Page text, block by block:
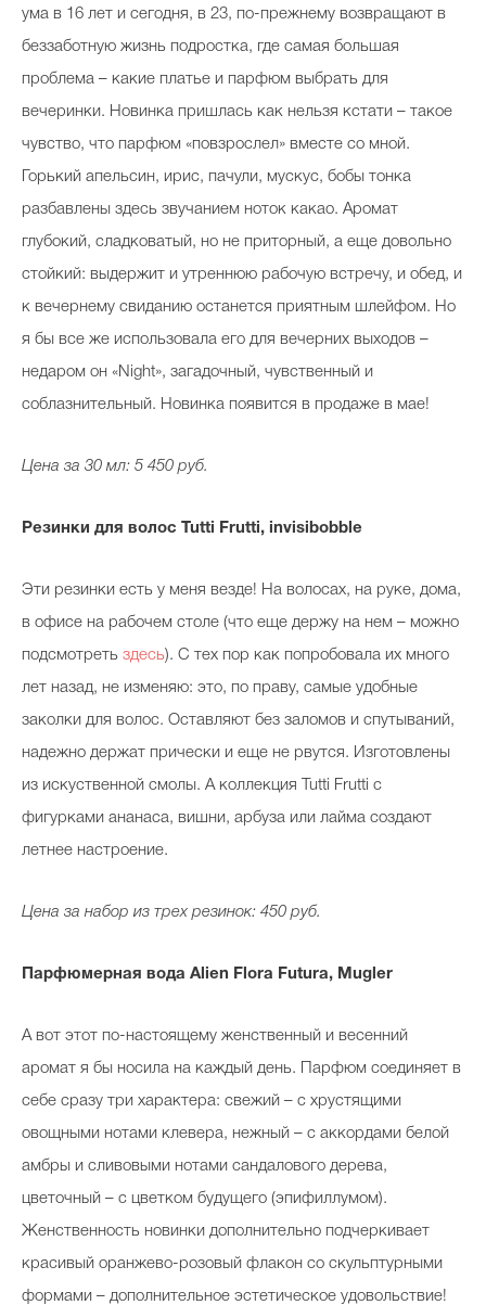
ума в 16 лет и сегодня, в 23, по-прежнему возвращают в
беззаботную жизнь подростка, где самая большая
проблема – какие платье и парфюм выбрать для
вечеринки. Новинка пришлась как нельзя кстати – такое
чувство, что парфюм «повзрослел» вместе со мной.
Горький апельсин, ирис, пачули, мускус, бобы тонка
разбавлены здесь звучанием ноток какао. Аромат
глубокий, сладковатый, но не приторный, а еще довольно
стойкий: выдержит и утреннюю рабочую встречу, и обед, и
к вечернему свиданию останется приятным шлейфом. Но
я бы все же использовала его для вечерних выходов –
недаром он «Night», загадочный, чувственный и
соблазнительный. Новинка появится в продаже в мае!
Цена за 30 мл: 5 450 руб.
Резинки для волос Tutti Frutti, invisibobble
Эти резинки есть у меня везде! На волосах, на руке, дома,
в офисе на рабочем столе (что еще держу на нем – можно
подсмотреть здесь). С тех пор как попробовала их много
лет назад, не изменяю: это, по праву, самые удобные
заколки для волос. Оставляют без заломов и спутываний,
надежно держат прически и еще не рвутся. Изготовлены
из искуственной смолы. А коллекция Tutti Frutti с
фигурками ананаса, вишни, арбуза или лайма создают
летнее настроение.
Цена за набор из трех резинок: 450 руб.
Парфюмерная вода Alien Flora Futura, Mugler
А вот этот по-настоящему женственный и весенний
аромат я бы носила на каждый день. Парфюм соединяет в
себе сразу три характера: свежий – с хрустящими
овощными нотами клевера, нежный – с аккордами белой
амбры и сливовыми нотами сандалового дерева,
цветочный – с цветком будущего (эпифиллумом).
Женственность новинки дополнительно подчеркивает
красивый оранжево-розовый флакон со скульптурными
формами – дополнительное эстетическое удовольствие!